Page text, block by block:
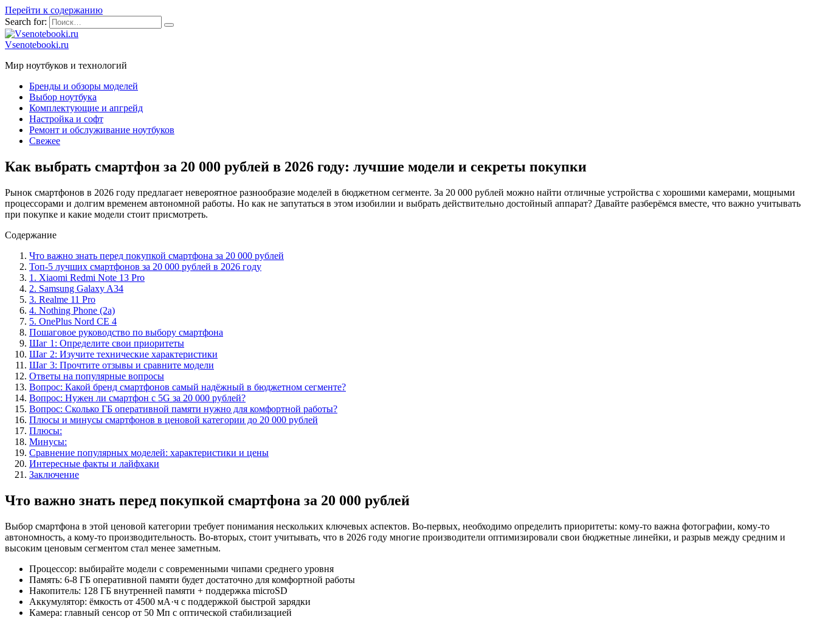
Перейти к содержанию
Search for:
Vsenotebooki.ru
Мир ноутбуков и технологий
Бренды и обзоры моделей
Выбор ноутбука
Комплектующие и апгрейд
Настройка и софт
Ремонт и обслуживание ноутбуков
Свежее
Как выбрать смартфон за 20 000 рублей в 2026 году: лучшие модели и секреты покупки
Рынок смартфонов в 2026 году предлагает невероятное разнообразие моделей в бюджетном сегменте. За 20 000 рублей можно найти отличные устройства с хорошими камерами, мощными
процессорами и долгим временем автономной работы. Но как не запутаться в этом изобилии и выбрать действительно достойный аппарат? Давайте разберёмся вместе, что важно учитывать
при покупке и какие модели стоит присмотреть.
Содержание
Что важно знать перед покупкой смартфона за 20 000 рублей
Топ-5 лучших смартфонов за 20 000 рублей в 2026 году
1. Xiaomi Redmi Note 13 Pro
2. Samsung Galaxy A34
3. Realme 11 Pro
4. Nothing Phone (2a)
5. OnePlus Nord CE 4
Пошаговое руководство по выбору смартфона
Шаг 1: Определите свои приоритеты
Шаг 2: Изучите технические характеристики
Шаг 3: Прочтите отзывы и сравните модели
Ответы на популярные вопросы
Вопрос: Какой бренд смартфонов самый надёжный в бюджетном сегменте?
Вопрос: Нужен ли смартфон с 5G за 20 000 рублей?
Вопрос: Сколько ГБ оперативной памяти нужно для комфортной работы?
Плюсы и минусы смартфонов в ценовой категории до 20 000 рублей
Плюсы:
Минусы:
Сравнение популярных моделей: характеристики и цены
Интересные факты и лайфхаки
Заключение
Что важно знать перед покупкой смартфона за 20 000 рублей
Выбор смартфона в этой ценовой категории требует понимания нескольких ключевых аспектов. Во-первых, необходимо определить приоритеты: кому-то важна фотографии, кому-то
автономность, а кому-то производительность. Во-вторых, стоит учитывать, что в 2026 году многие производители оптимизировали свои бюджетные линейки, и разрыв между средним и
высоким ценовым сегментом стал менее заметным.
Процессор: выбирайте модели с современными чипами среднего уровня
Память: 6-8 ГБ оперативной памяти будет достаточно для комфортной работы
Накопитель: 128 ГБ внутренней памяти + поддержка microSD
Аккумулятор: ёмкость от 4500 мА·ч с поддержкой быстрой зарядки
Камера: главный сенсор от 50 Мп с оптической стабилизацией